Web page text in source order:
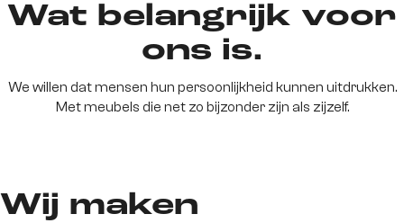
Wat belangrijk voor
ons is.
We willen dat mensen hun persoonlijkheid kunnen uitdrukken.
Met meubels die net zo bijzonder zijn als zijzelf.
Wij maken